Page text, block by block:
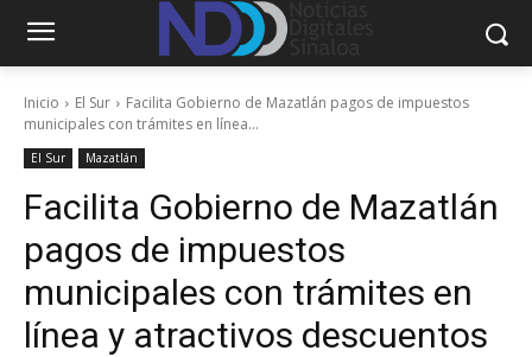
Inicio El Sur
Facilita Gobierno de Mazatlán pagos de impuestos
municipales con trámites en línea...
El Sur Mazatlán
Facilita Gobierno de Mazatlán
pagos de impuestos
municipales con trámites en
línea y atractivos descuentos